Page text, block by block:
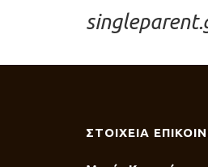
ΣΤΟΙΧΕΙΑ